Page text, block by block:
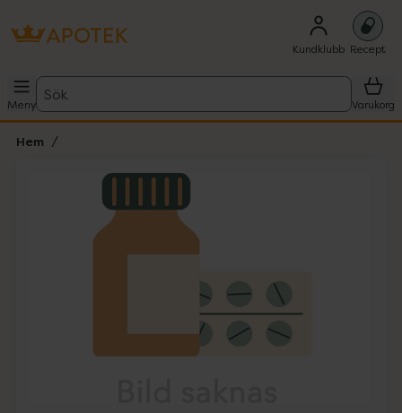
Kundklubb Recept
Meny
Sök
Varukorg
Hem
Lista: . Innehåller 1 objekt.